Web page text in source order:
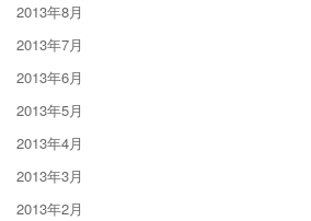
2013年8月
2013年7月
2013年6月
2013年5月
2013年4月
2013年3月
2013年2月